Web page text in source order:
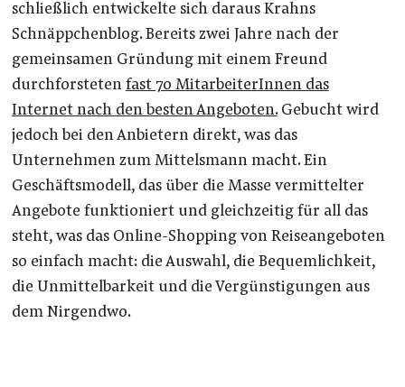
schließlich entwickelte sich daraus Krahns
Schnäppchenblog. Bereits zwei Jahre nach der
gemeinsamen Gründung mit einem Freund
durchforsteten fast 70 MitarbeiterInnen das
Internet nach den besten Angeboten.Gebucht wird
jedoch bei den Anbietern direkt, was das
Unternehmen zum Mittelsmann macht. Ein
Geschäftsmodell, das über die Masse vermittelter
Angebote funktioniert und gleichzeitig für all das
steht, was das Online-Shopping von Reiseangeboten
so einfach macht: die Auswahl, die Bequemlichkeit,
die Unmittelbarkeit und die Vergünstigungen aus
dem Nirgendwo.